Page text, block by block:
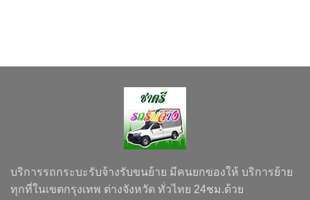
บริการรถกระบะรับจ้างรับขนย้าย มีคนยกของให้ บริการย้าย
ทุกที่ในเขตกรุงเทพ ต่างจังหวัด ทั่วไทย 24ชม.ด้วย